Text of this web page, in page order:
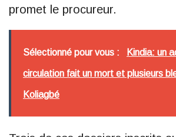
promet le procureur.
Sélectionné pour vous : Kindia: un
circulation fait un mort et plusieurs
Koliagbé